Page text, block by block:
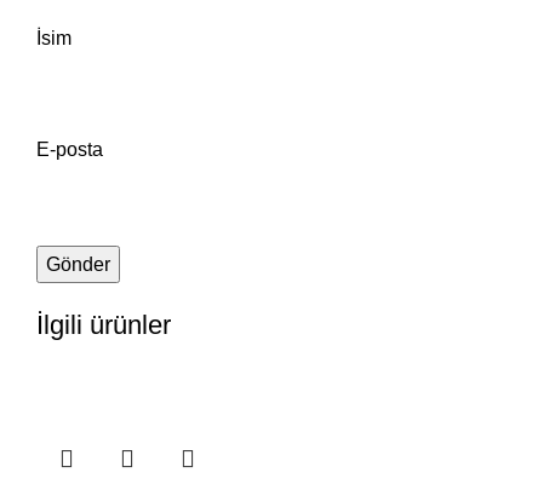
İsim
E-posta
İlgili ürünler